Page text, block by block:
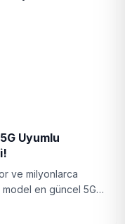
Uyumlu
ve milyonlarca
model en güncel 5G